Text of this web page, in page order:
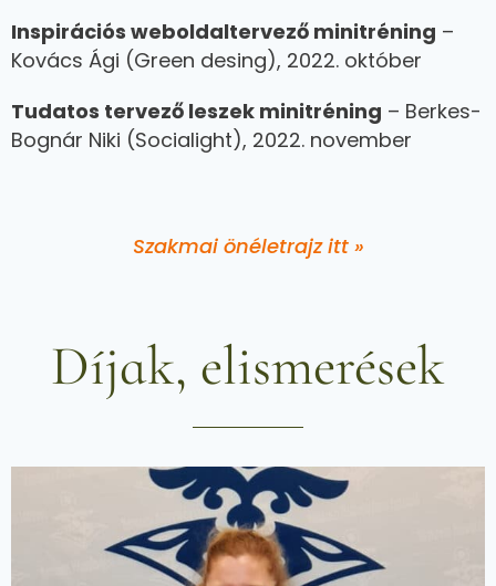
Inspirációs weboldaltervező minitréning –
Kovács Ági (Green desing), 2022. október
Tudatos tervező leszek minitréning – Berkes-
Bognár Niki (Socialight), 2022. november
Szakmai önéletrajz itt »
Díjak, elismerések